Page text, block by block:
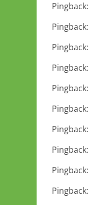
Pingback:
Pingback:
Pingback:
Pingback:
Pingback:
Pingback:
Pingback:
Pingback:
Pingback:
Pingback: